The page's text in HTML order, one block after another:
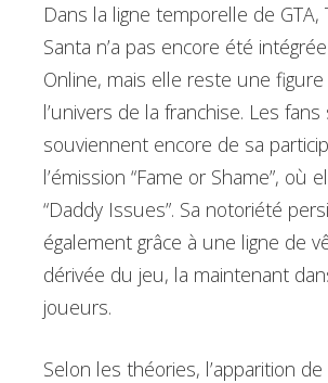
Dans la ligne temporelle de GTA,
Santa n’a pas encore été
Online, mais elle reste une
l’univers de la franchise. Les fans
souviennent encore de sa
l’émission “Fame or Shame”, où
“Daddy Issues”. Sa notoriété
également grâce à une ligne de
dérivée du jeu, la maintenant
joueurs.
Selon les théories, l’apparition de